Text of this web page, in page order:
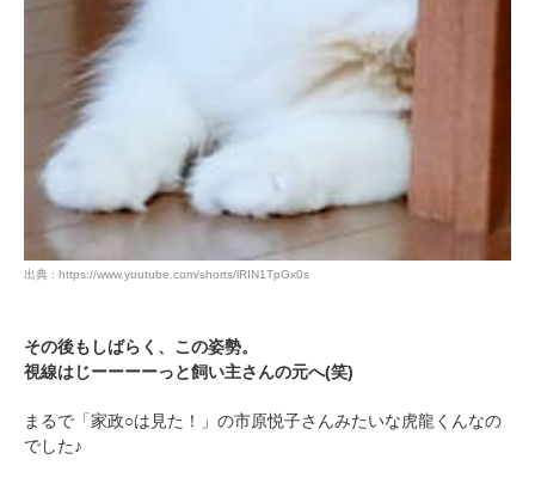
出典 : https://www.youtube.com/shorts/lRIN1TpGx0s
その後もしばらく、この姿勢。
視線はじーーーーっと飼い主さんの元へ(笑)
まるで「家政○は見た！」の市原悦子さんみたいな虎龍くんなの
でした♪